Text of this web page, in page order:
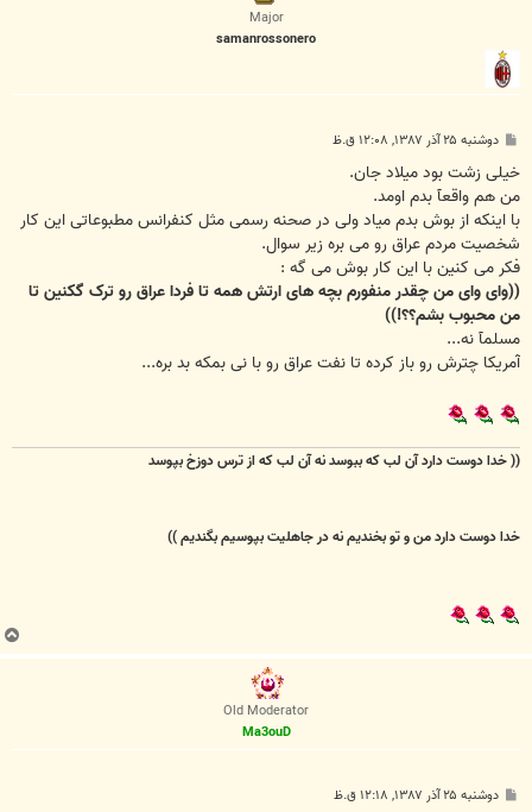
Major
samanrossonero
پ
ت
دوشنبه ۲۵ آذر ۱۳۸۷, ۱۲:۰۸ ق.ظ
خیلی زشت بود میلاد جان.
من هم واقعآ بدم اومد.
با اینکه از بوش بدم میاد ولی در صحنه رسمی مثل کنفرانس مطبوعاتی این کار
شخصیت مردم عراق رو می بره زیر سوال.
فکر می کنین با این کار بوش می گه :
((وای وای من چقدر منفورم بچه های ارتش همه تا فردا عراق رو ترک گکنین تا
من محبوب بشم؟؟!))
مسلمآ نه...
آمریکا چترش رو باز کرده تا نفت عراق رو با نی بمکه بد بره...
(( خدا دوست دارد آن لب که ببوسدنه آن لب که از ترس دوزخ بپوسد
خدا دوست دارد من و تو بخندیمنه در جاهلیت بپوسیم بگندیم ))
ب
ا
Old Moderator
Ma3ouD
پ دوشنبه ۲۵ آذر ۱۳۸۷, ۱۲:۱۸ ق.ظ